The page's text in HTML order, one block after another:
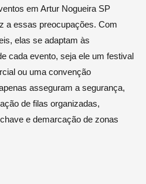
em Artur Nogueira SP
a essas preocupações. Com
elas se adaptam às
cada evento, seja ele um festival
ou uma convenção
asseguram a segurança,
de filas organizadas,
e demarcação de zonas